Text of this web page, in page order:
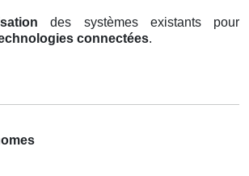
des systèmes existants pour
connectées.